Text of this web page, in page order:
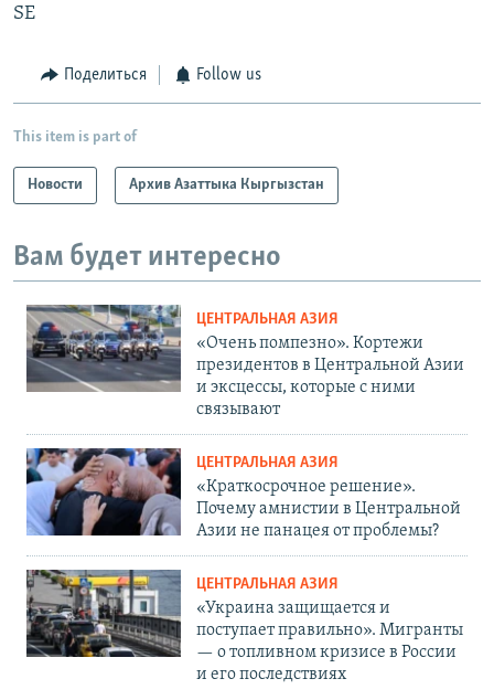
SE
Поделиться Follow us
This item is part of
Новости Архив Азаттыка Кыргызстан
Вам будет интересно
ЦЕНТРАЛЬНАЯ АЗИЯ
«Очень помпезно». Кортежи
президентов в Центральной Азии
и эксцессы, которые с ними
связывают
ЦЕНТРАЛЬНАЯ АЗИЯ
«Краткосрочное решение».
Почему амнистии в Центральной
Азии не панацея от проблемы?
ЦЕНТРАЛЬНАЯ АЗИЯ
«Украина защищается и
поступает правильно». Мигранты
— о топливном кризисе в России
и его последствиях